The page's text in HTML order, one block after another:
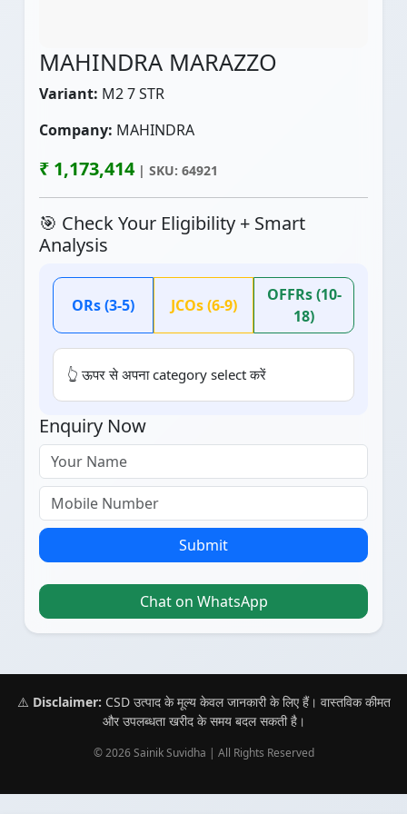
MAHINDRA MARAZZO
Variant: M2 7 STR
Company: MAHINDRA
₹ 1,173,414| SKU: 64921
🎯 Check Your Eligibility + Smart
Analysis
ORs (3-5) JCOs (6-9)
OFFRs (10-
18)
👆 ऊपर से अपना category select करें
Enquiry Now
Submit
Chat on WhatsApp
⚠️ Disclaimer: CSD उत्पाद के मूल्य केवल जानकारी के लिए हैं। वास्तविक कीमत
और उपलब्धता खरीद के समय बदल सकती है।
© 2026 Sainik Suvidha | All Rights Reserved